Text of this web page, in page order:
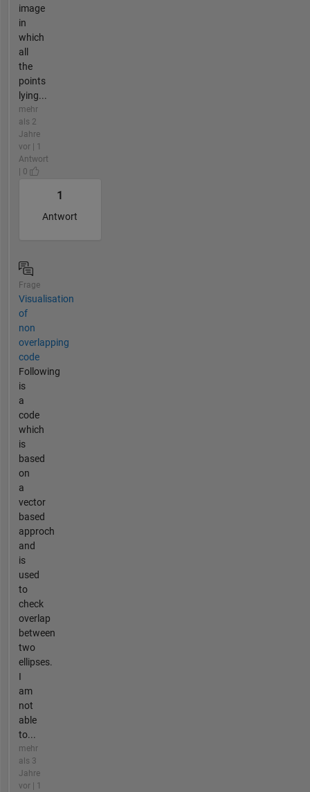
image
in
which
all
the
points
lying...
mehr
als 2
Jahre
vor | 1
Antwort
| 0
1
Antwort
Frage
Visualisation
of
non
overlapping
code
Following
is
a
code
which
is
based
on
a
vector
based
approch
and
is
used
to
check
overlap
between
two
ellipses.
I
am
not
able
to...
mehr
als 3
Jahre
vor | 1